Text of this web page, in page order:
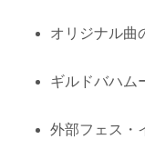
オリジナル曲
ギルドバハム
外部フェス・